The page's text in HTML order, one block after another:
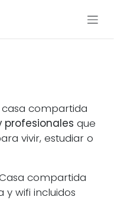
compartida
profesionales que
vivir, estudiar o
compartida
y wifi incluidos